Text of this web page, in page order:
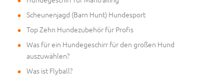
Scheunenjagd (Barn Hunt) Hundesport
Top Zehn Hundezubehör für Profis
Was für ein Hundegeschirr für den großen Hund
auszuwählen?
Was ist Flyball?